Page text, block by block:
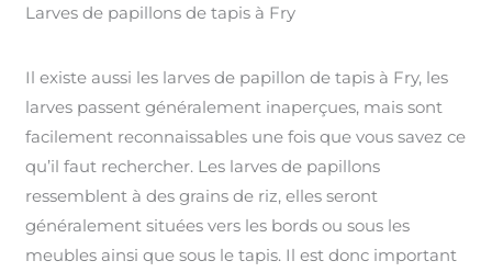
Larves de papillons de tapis à Fry
Il existe aussi les larves de papillon de tapis à Fry, les
larves passent généralement inaperçues, mais sont
facilement reconnaissables une fois que vous savez ce
qu’il faut rechercher. Les larves de papillons
ressemblent à des grains de riz, elles seront
généralement situées vers les bords ou sous les
meubles ainsi que sous le tapis. Il est donc important